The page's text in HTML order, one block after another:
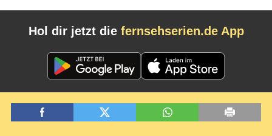
Hol dir jetzt die fernsehserien.de App